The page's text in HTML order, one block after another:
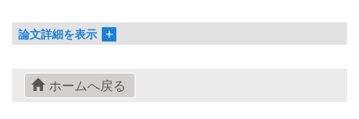
論文詳細を表示
ホームへ戻る